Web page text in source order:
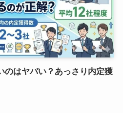
のはヤバい？あっさり内定獲